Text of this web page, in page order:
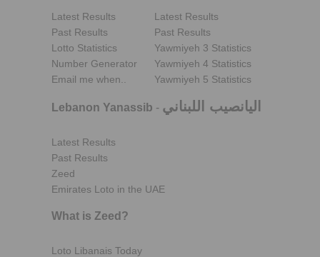
Latest Results
Past Results
Lotto Statistics
Number Generator
Email me when..
Latest Results
Past Results
Yawmiyeh 3 Statistics
Yawmiyeh 4 Statistics
Yawmiyeh 5 Statistics
Lebanon Yanassib - اليانصيب اللبناني
Latest Results
Past Results
Zeed
Emirates Loto in the UAE
What is Zeed?
Loto Libanais Today